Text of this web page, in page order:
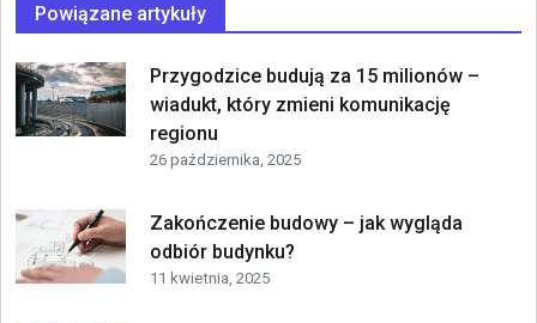
Powiązane artykuły
Przygodzice budują za 15 milionów –
wiadukt, który zmieni komunikację
regionu
26 października, 2025
Zakończenie budowy – jak wygląda
odbiór budynku?
11 kwietnia, 2025